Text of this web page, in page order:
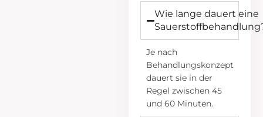
Wie lange dauert eine
Je nach
Behandlungskonzept
dauert sie in der
Regel zwischen 45
und 60 Minuten.